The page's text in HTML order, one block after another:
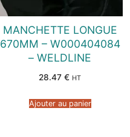
MANCHETTE LONGUE
670MM – W000404084
– WELDLINE
28.47 € HT
Ajouter au panier